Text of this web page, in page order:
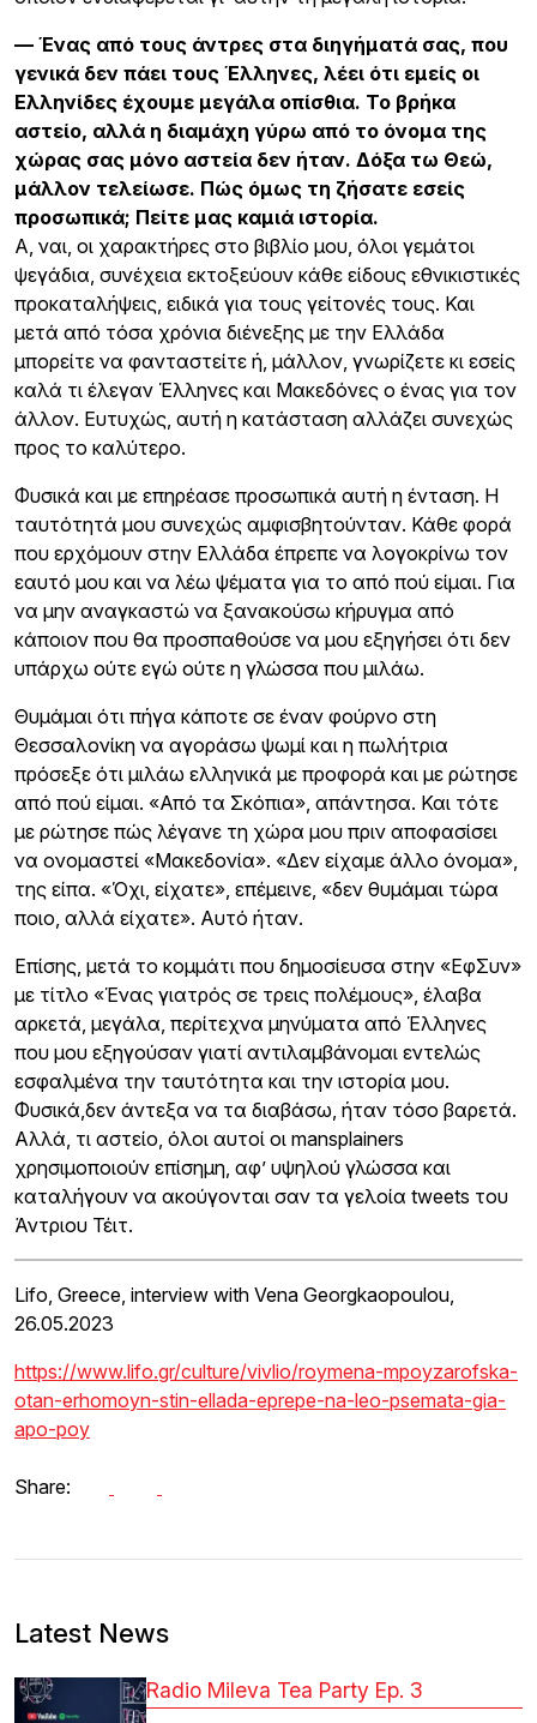
— Ένας από τους άντρες στα διηγήματά σας, που
γενικά δεν πάει τους Έλληνες, λέει ότι εμείς οι
Ελληνίδες έχουμε μεγάλα οπίσθια. Το βρήκα
αστείο, αλλά η διαμάχη γύρω από το όνομα της
χώρας σας μόνο αστεία δεν ήταν. Δόξα τω Θεώ,
μάλλον τελείωσε. Πώς όμως τη ζήσατε εσείς
προσωπικά; Πείτε μας καμιά ιστορία.
Α, ναι, οι χαρακτήρες στο βιβλίο μου, όλοι γεμάτοι
ψεγάδια, συνέχεια εκτοξεύουν κάθε είδους εθνικιστικές
προκαταλήψεις, ειδικά για τους γείτονές τους. Και
μετά από τόσα χρόνια διένεξης με την Ελλάδα
μπορείτε να φανταστείτε ή, μάλλον, γνωρίζετε κι εσείς
καλά τι έλεγαν Έλληνες και Μακεδόνες ο ένας για τον
άλλον. Ευτυχώς, αυτή η κατάσταση αλλάζει συνεχώς
προς το καλύτερο.
Φυσικά και με επηρέασε προσωπικά αυτή η ένταση. Η
ταυτότητά μου συνεχώς αμφισβητούνταν. Κάθε φορά
που ερχόμουν στην Ελλάδα έπρεπε να λογοκρίνω τον
εαυτό μου και να λέω ψέματα για το από πού είμαι. Για
να μην αναγκαστώ να ξανακούσω κήρυγμα από
κάποιον που θα προσπαθούσε να μου εξηγήσει ότι δεν
υπάρχω ούτε εγώ ούτε η γλώσσα που μιλάω.
Θυμάμαι ότι πήγα κάποτε σε έναν φούρνο στη
Θεσσαλονίκη να αγοράσω ψωμί και η πωλήτρια
πρόσεξε ότι μιλάω ελληνικά με προφορά και με ρώτησε
από πού είμαι. «Από τα Σκόπια», απάντησα. Και τότε
με ρώτησε πώς λέγανε τη χώρα μου πριν αποφασίσει
να ονομαστεί «Μακεδονία». «Δεν είχαμε άλλο όνομα»,
της είπα. «Όχι, είχατε», επέμεινε, «δεν θυμάμαι τώρα
ποιο, αλλά είχατε». Αυτό ήταν.
Επίσης, μετά το κομμάτι που δημοσίευσα στην «ΕφΣυν»
με τίτλο «Ένας γιατρός σε τρεις πολέμους», έλαβα
αρκετά, μεγάλα, περίτεχνα μηνύματα από Έλληνες
που μου εξηγούσαν γιατί αντιλαμβάνομαι εντελώς
εσφαλμένα την ταυτότητα και την ιστορία μου.
Φυσικά,δεν άντεξα να τα διαβάσω, ήταν τόσο βαρετά.
Αλλά, τι αστείο, όλοι αυτοί οι mansplainers
χρησιμοποιούν επίσημη, αφ’ υψηλού γλώσσα και
καταλήγουν να ακούγονται σαν τα γελοία tweets του
Άντριου Τέιτ.
Lifo, Greece, interview with Vena Georgkaopoulou,
26.05.2023
https://www.lifo.gr/culture/vivlio/roymena-mpoyzarofska-
otan-erhomoyn-stin-ellada-eprepe-na-leo-psemata-gia-
apo-poy
Share:
Latest News
Radio Mileva Tea Party Ep. 3